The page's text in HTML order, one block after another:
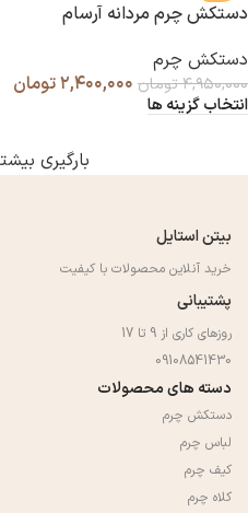
دستکش چرم مردانه آرسام
دستکش چرم
۴,۹۵۰,۰۰۰تومان ۲,۴۰۰,۰۰۰تومان
انتخاب گزینه ها
بارگیری
بیتن استایل
خرید آنلاین محصولات با کیفیت
پشتیبانی
روزهای کاری از 9 تا 17
09108541430
دسته های محصولات
دستکش چرم
لباس چرم
کیف چرم
کلاه چرم